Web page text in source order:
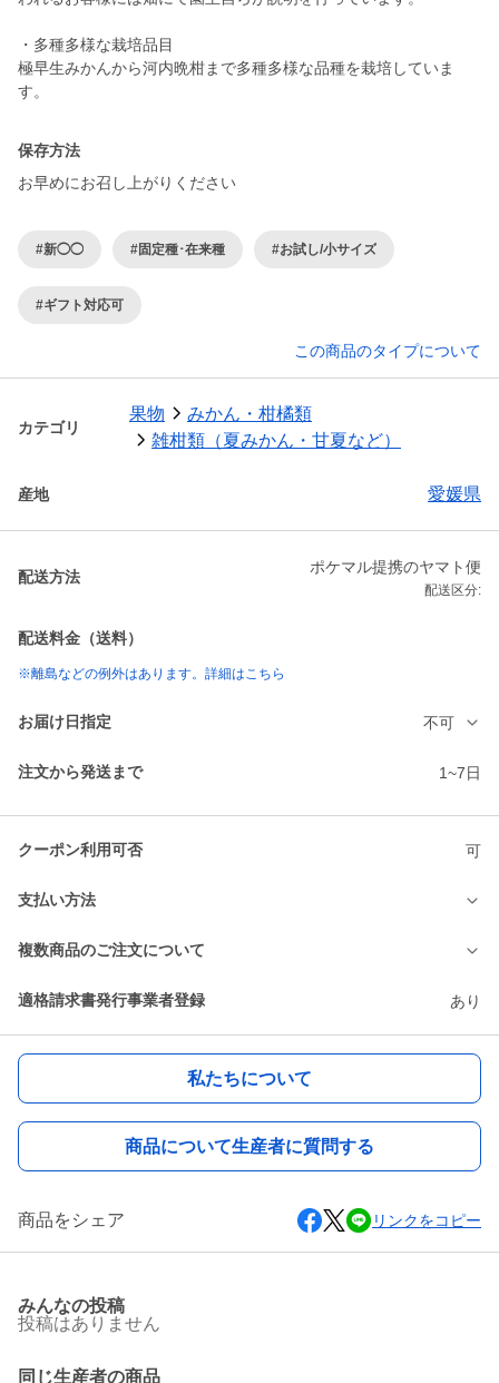
・多種多様な栽培品目
極早生みかんから河内晩柑まで多種多様な品種を栽培していま
保存方法
お早めにお召し上がりください
#新◯◯ #固定種･在来種 #お試し/小サイズ
#ギフト対応可
この商品のタイプについて
カテゴリ
果物
みかん・柑橘類
雑柑類（夏みかん・甘夏など）
産地 愛媛県
配送方法
ポケマル提携のヤマト便
配送区分:
配送料金（送料）
※離島などの例外はあります。詳細はこちら
お届け日指定 不可
注文から発送まで 1~7日
クーポン利用可否 可
支払い方法
複数商品のご注文について
適格請求書発行事業者登録 あり
私たちについて
商品について生産者に質問する
商品をシェア リンクをコピー
みんなの投稿
投稿はありません
同じ生産者の商品